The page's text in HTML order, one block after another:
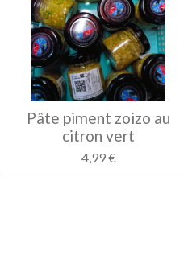
Pâte piment zoizo au
citron vert
4,99 €